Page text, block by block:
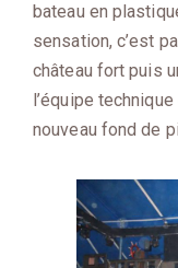
bateau en
sensation, c’est
château fort puis
l’équipe
nouveau fond de